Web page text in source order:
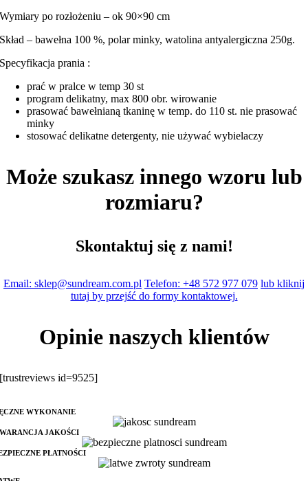
Wymiary po rozłożeniu – ok 90×90 cm
Skład – bawełna 100 %, polar minky, watolina antyalergiczna 250g.
Specyfikacja prania :
prać w pralce w temp 30 st
program delikatny, max 800 obr. wirowanie
prasować bawełnianą tkaninę w temp. do 110 st. nie prasować
minky
stosować delikatne detergenty, nie używać wybielaczy
Może szukasz innego wzoru lub
rozmiaru?
Skontaktuj się z nami!
Email: sklep@sundream.com.pl Telefon: +48 572 977 079 lub kliknij
tutaj by przejść do formy kontaktowej.
Opinie naszych klientów
[trustreviews id=9525]
WYKONANIE
JAKOŚCI
PŁATNOŚCI